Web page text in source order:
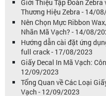
Giới Thiệu Tập Đoàn Zebra
Thương Hiệu Zebra - 14/
Nên Chọn Mực Ribbon
Nhãn Mã Vạch? - 14/08/
Hướng dẫn cài đặt ứng
full crack - 17/08/2023
Giấy Decal In Mã Vạch:
12/09/2023
Tổng Quan về Các Loại
Vạch - 12/09/2023